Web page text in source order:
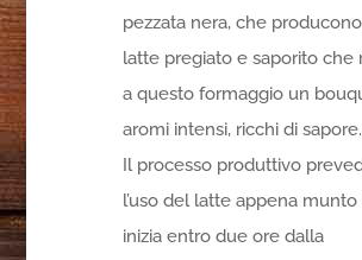
pezzata nera, che
latte pregiato e saporito che
a questo formaggio un
aromi intensi, ricchi di sapore.
Il processo produttivo
l’uso del latte appena munto
inizia entro due ore dalla